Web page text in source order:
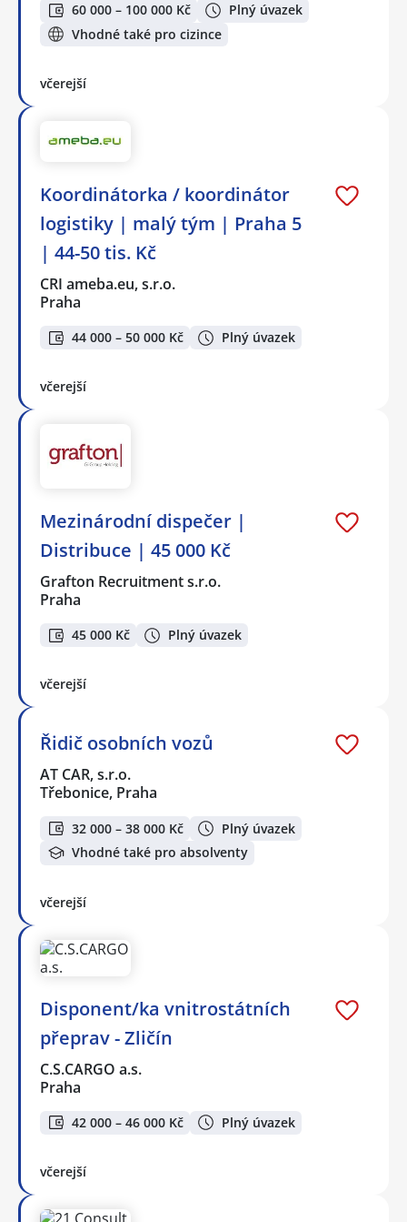
60 000 – 100 000 Kč
Plný úvazek
Vhodné také pro cizince
včerejší
Koordinátorka / koordinátor
logistiky | malý tým | Praha 5
| 44-50 tis. Kč
CRI ameba.eu, s.r.o.
Praha
44 000 – 50 000 Kč Plný úvazek
včerejší
Mezinárodní dispečer |
Distribuce | 45 000 Kč
Grafton Recruitment s.r.o.
Praha
45 000 Kč Plný úvazek
včerejší
Řidič osobních vozů
AT CAR, s.r.o.
Třebonice, Praha
32 000 – 38 000 Kč
Plný úvazek
Vhodné také pro absolventy
včerejší
Disponent/ka vnitrostátních
přeprav - Zličín
C.S.CARGO a.s.
Praha
42 000 – 46 000 Kč Plný úvazek
včerejší